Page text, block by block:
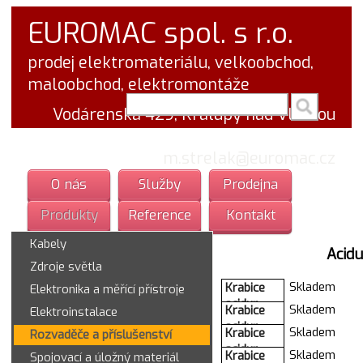
EUROMAC spol. s r.o.
prodej elektromateriálu, velkoobchod,
maloobchod, elektromontáže
Vodárenská 429, Kralupy nad Vltavou
O nás Služby
Prodejna
Produkty
Reference Kontakt
Kabely
Zdroje světla
Elektronika a měřící přístroje
Elektroinstalace
Rozvaděče a příslušenství
Spojovací a úložný materiál
Krabice
acidur
6455-26P
IP67 seda
velka SEZ
Skladem
Krabice
acidur
6455-11P
IP67 seda
Skladem
Krabice
acidur
Skladem
Krabice
Skladem